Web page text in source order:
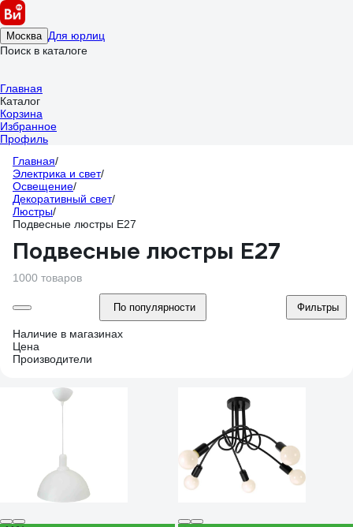
Москва Для юрлиц
Поиск в каталоге
Главная
Каталог
Корзина
Избранное
Профиль
Главная/
Электрика и свет/
Освещение/
Декоративный свет/
Люстры/
Подвесные люстры E27
Подвесные люстры E27
1000 товаров
По популярности Фильтры
Наличие в магазинах
Цена
Производители